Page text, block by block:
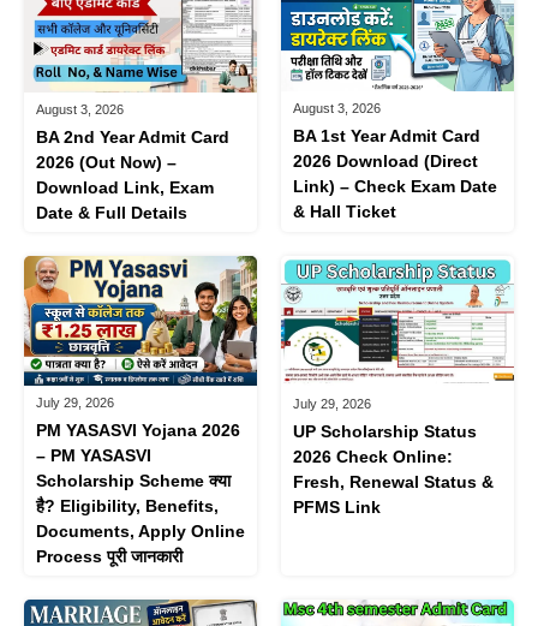
August 3, 2026
BA 2nd Year Admit Card
2026 (Out Now) –
Download Link, Exam
Date & Full Details
August 3, 2026
BA 1st Year Admit Card
2026 Download (Direct
Link) – Check Exam Date
& Hall Ticket
July 29, 2026
PM YASASVI Yojana 2026
– PM YASASVI
Scholarship Scheme क्या
है? Eligibility, Benefits,
Documents, Apply Online
Process पूरी जानकारी
July 29, 2026
UP Scholarship Status
2026 Check Online:
Fresh, Renewal Status &
PFMS Link